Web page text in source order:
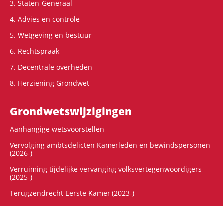
3. Staten-Generaal
4. Advies en controle
5. Wetgeving en bestuur
6. Rechtspraak
7. Decentrale overheden
8. Herziening Grondwet
Grondwets­wijzigingen
Aanhangige wetsvoorstellen
Vervolging ambtsdelicten Kamerleden en bewindspersonen
(2026-)
Verruiming tijdelijke vervanging volksvertegenwoordigers
(2025-)
Terugzendrecht Eerste Kamer (2023-)